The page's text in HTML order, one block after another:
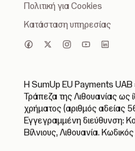
Πολιτική για Cookies
Κατάσταση υπηρεσίας
Η SumUp EU Payments UAB
Τράπεζα της Λιθουανίας ως
χρήματος (αριθμός αδείας
Εγγεγραμμένη διεύθυνση:
Βίλνιους, Λιθουανία.